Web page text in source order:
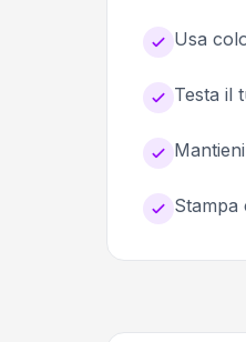
Usa
Testa il
Stampa